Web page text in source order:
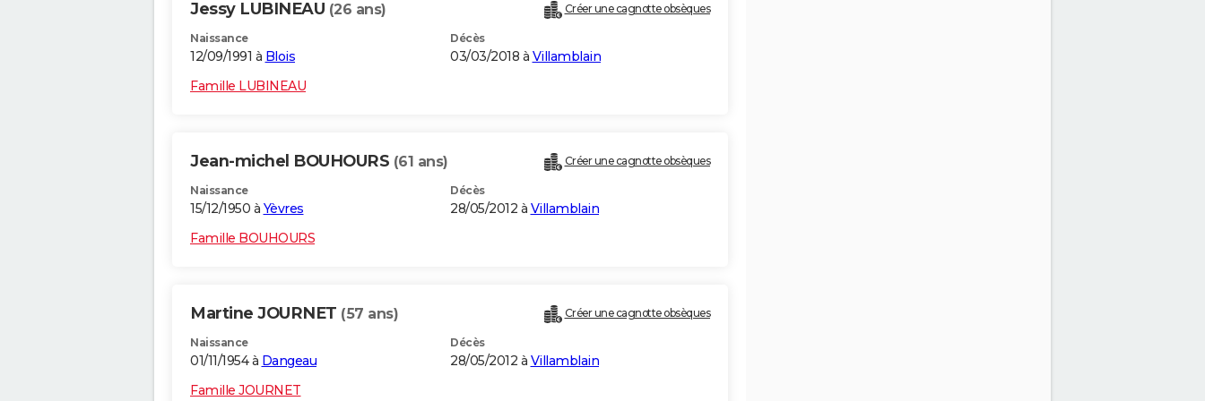
Jessy LUBINEAU (26 ans) Créer une cagnotte obsèques
Naissance
12/09/1991 à Blois
Décès
03/03/2018 à Villamblain
Famille LUBINEAU
Jean-michel BOUHOURS (61 ans) Créer une cagnotte obsèques
Naissance
15/12/1950 à Yèvres
Décès
28/05/2012 à Villamblain
Famille BOUHOURS
Martine JOURNET (57 ans) Créer une cagnotte obsèques
Naissance
01/11/1954 à Dangeau
Décès
28/05/2012 à Villamblain
Famille JOURNET